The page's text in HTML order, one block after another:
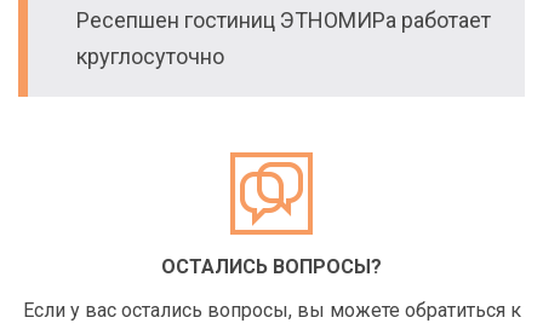
Ресепшен гостиниц ЭТНОМИРа работает
круглосуточно
ОСТАЛИСЬ ВОПРОСЫ?
Если у вас остались вопросы, вы можете обратиться к